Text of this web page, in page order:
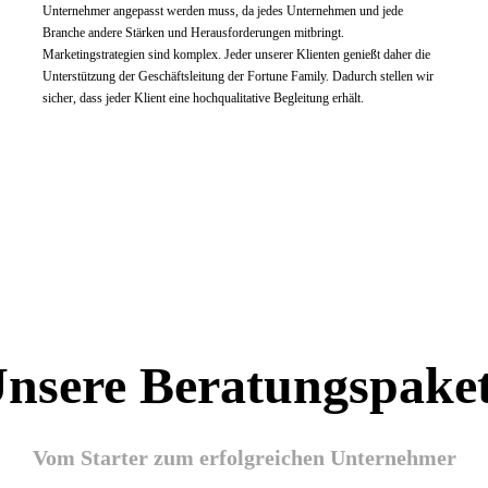
Unternehmer angepasst werden muss, da jedes Unternehmen und jede
Branche andere Stärken und Herausforderungen mitbringt.
Marketingstrategien sind komplex. Jeder unserer Klienten genießt daher die
Unterstützung der Geschäftsleitung der Fortune Family. Dadurch stellen wir
sicher, dass jeder Klient eine hochqualitative Begleitung erhält.
Vom Starter zum erfolgreichen Unternehmer